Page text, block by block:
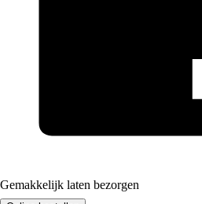
Gemakkelijk laten bezorgen